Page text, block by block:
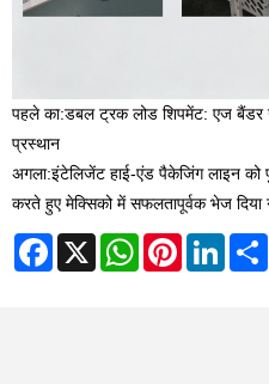
पहले का:डबल ट्रक लोड शिपमेंट: एज बैंडर
प्रस्थान
अगला:इंटेलिजेंट हाई-एंड पैकेजिंग लाइन
करते हुए मेक्सिको में सफलतापूर्वक भेज दिया
Facebook
X WhatsAppPinterest